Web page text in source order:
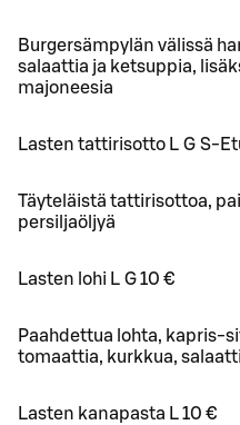
Burgersämpylän välissä
salaattia ja ketsuppia,
majoneesia
Lasten tattirisotto L G S-
Täyteläistä tattirisottoa,
persiljaöljyä
Lasten lohi L G 10 €
Paahdettua lohta, kapris-
tomaattia, kurkkua,
Lasten kanapasta L 10 €